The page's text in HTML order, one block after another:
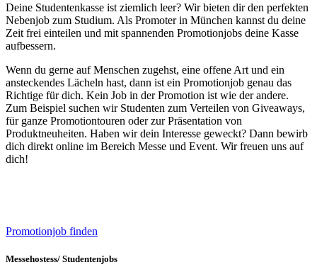
Deine Studentenkasse ist ziemlich leer? Wir bieten dir den perfekten
Nebenjob zum Studium. Als Promoter in München kannst du deine
Zeit frei einteilen und mit spannenden Promotionjobs deine Kasse
aufbessern.
Wenn du gerne auf Menschen zugehst, eine offene Art und ein
ansteckendes Lächeln hast, dann ist ein Promotionjob genau das
Richtige für dich. Kein Job in der Promotion ist wie der andere.
Zum Beispiel suchen wir Studenten zum Verteilen von Giveaways,
für ganze Promotiontouren oder zur Präsentation von
Produktneuheiten. Haben wir dein Interesse geweckt? Dann bewirb
dich direkt online im Bereich Messe und Event. Wir freuen uns auf
dich!
Promotionjob finden
Messehostess/ Studentenjobs